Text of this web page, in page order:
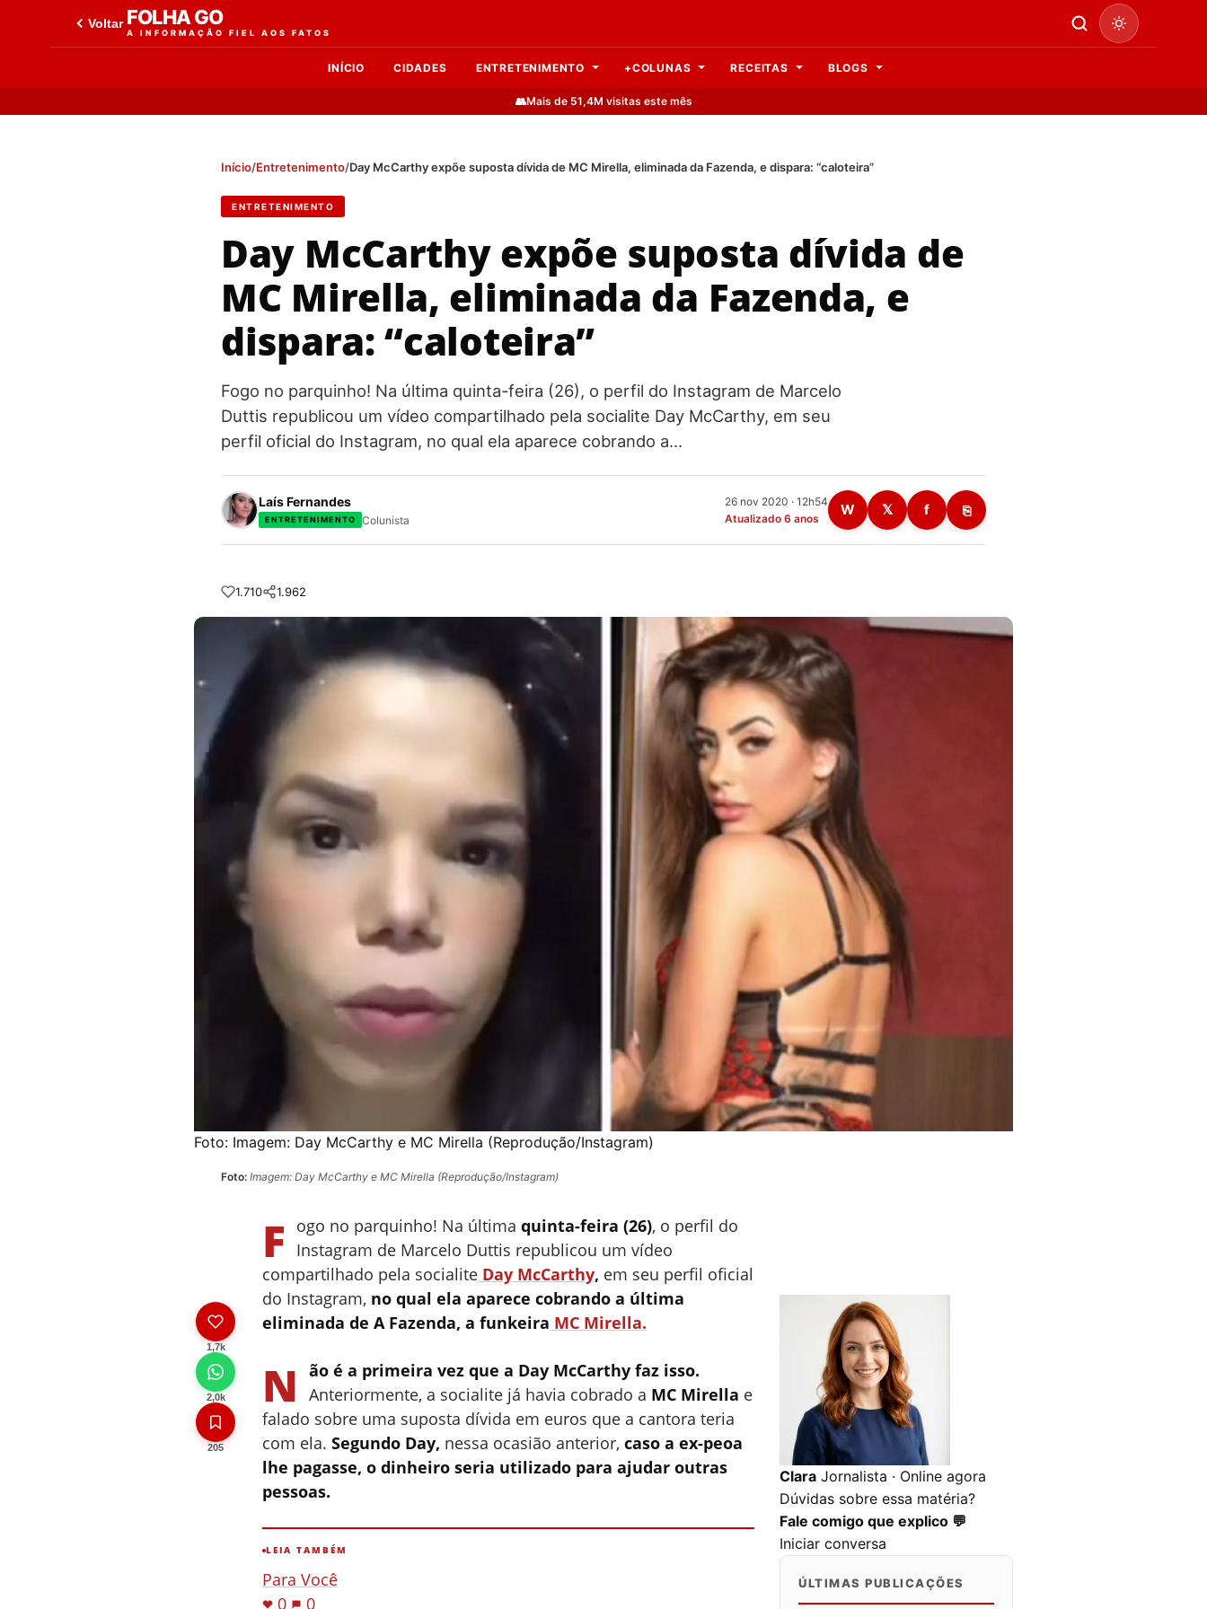
Voltar FOLHA GO
A INFORMAÇÃO FIEL AOS FATOS
INÍCIO CIDADES ENTRETENIMENTO +COLUNAS RECEITAS BLOGS
👥Mais de 51,4M visitas este mês
Início/Entretenimento/Day McCarthy expõe suposta dívida de MC Mirella, eliminada da Fazenda, e dispara: “caloteira”
ENTRETENIMENTO
Day McCarthy expõe suposta dívida de
MC Mirella, eliminada da Fazenda, e
dispara: “caloteira”
Fogo no parquinho! Na última quinta-feira (26), o perfil do Instagram de Marcelo
Duttis republicou um vídeo compartilhado pela socialite Day McCarthy, em seu
perfil oficial do Instagram, no qual ela aparece cobrando a…
Laís Fernandes
ENTRETENIMENTO Colunista
26 nov 2020 · 12h54
Atualizado 6 anos
W 𝕏 f ⎘
1.710 1.962
Foto: Imagem: Day McCarthy e MC Mirella (Reprodução/Instagram)
Foto: Imagem: Day McCarthy e MC Mirella (Reprodução/Instagram)
1,7k
2,0k
205
F ogo no parquinho! Na última quinta-feira (26), o perfil do
Instagram de Marcelo Duttis republicou um vídeo
compartilhado pela socialite Day McCarthy, em seu perfil oficial
do Instagram, no qual ela aparece cobrando a última
eliminada de A Fazenda, a funkeira MC Mirella.
N
ão é a primeira vez que a Day McCarthy faz isso.
Anteriormente, a socialite já havia cobrado a MC Mirella e
falado sobre uma suposta dívida em euros que a cantora teria
com ela. Segundo Day, nessa ocasião anterior, caso a ex-peoa
lhe pagasse, o dinheiro seria utilizado para ajudar outras
pessoas.
LEIA TAMBÉM
Para Você
0
0
Clara Jornalista · Online agora
Dúvidas sobre essa matéria?
Fale comigo que explico 💬
Iniciar conversa
0 0 0
ÚLTIMAS PUBLICAÇÕES